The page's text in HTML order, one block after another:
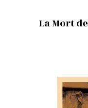
La Mort